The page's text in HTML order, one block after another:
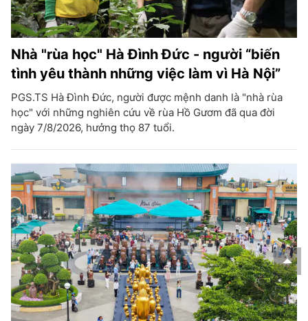
Nhà "rùa học" Hà Đình Đức - người “biến
tình yêu thành những việc làm vì Hà Nội”
PGS.TS Hà Đình Đức, người được mệnh danh là "nhà rùa
học" với những nghiên cứu về rùa Hồ Gươm đã qua đời
ngày 7/8/2026, hưởng thọ 87 tuổi.